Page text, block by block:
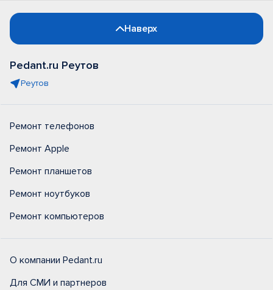
Наверх
Pedant.ru Реутов
Реутов
Ремонт телефонов
Ремонт Apple
Ремонт планшетов
Ремонт ноутбуков
Ремонт компьютеров
О компании Pedant.ru
Для СМИ и партнеров